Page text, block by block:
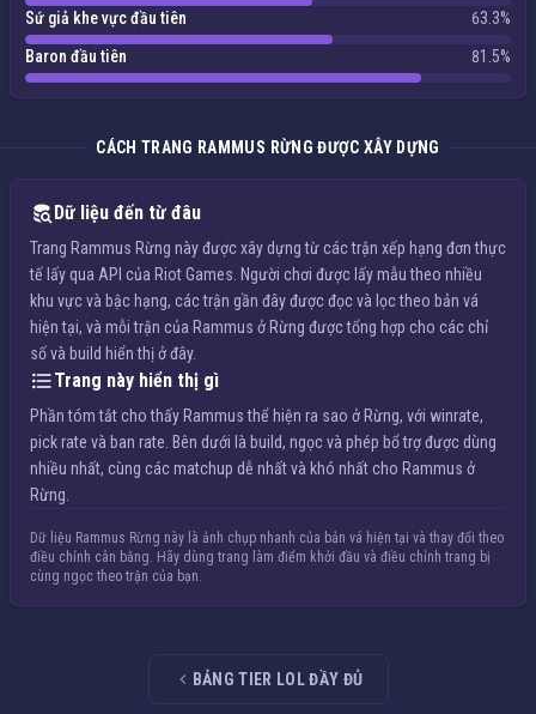
Sứ giả khe vực đầu tiên
63.3%
Baron đầu tiên
81.5%
CÁCH TRANG RAMMUS RỪNG ĐƯỢC XÂY DỰNG
Dữ liệu đến từ đâu
Trang Rammus Rừng này được xây dựng từ các trận xếp hạng đơn thực
tế lấy qua API của Riot Games. Người chơi được lấy mẫu theo nhiều
khu vực và bậc hạng, các trận gần đây được đọc và lọc theo bản vá
hiện tại, và mỗi trận của Rammus ở Rừng được tổng hợp cho các chỉ
số và build hiển thị ở đây.
Trang này hiển thị gì
Phần tóm tắt cho thấy Rammus thể hiện ra sao ở Rừng, với winrate,
pick rate và ban rate. Bên dưới là build, ngọc và phép bổ trợ được dùng
nhiều nhất, cùng các matchup dễ nhất và khó nhất cho Rammus ở
Rừng.
Dữ liệu Rammus Rừng này là ảnh chụp nhanh của bản vá hiện tại và thay đổi theo
điều chỉnh cân bằng. Hãy dùng trang làm điểm khởi đầu và điều chỉnh trang bị
cùng ngọc theo trận của bạn.
BẢNG TIER LOL ĐẦY ĐỦ